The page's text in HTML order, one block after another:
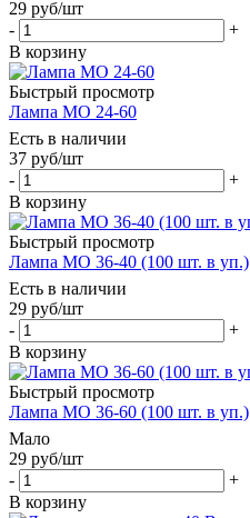
29 руб/шт
-
+
В корзину
Быстрый просмотр
Лампа МО 24-60
Есть в наличии
37 руб/шт
-
+
В корзину
Быстрый просмотр
Лампа МО 36-40 (100 шт. в уп.)
Есть в наличии
29 руб/шт
-
+
В корзину
Быстрый просмотр
Лампа МО 36-60 (100 шт. в уп.)
Мало
29 руб/шт
-
+
В корзину